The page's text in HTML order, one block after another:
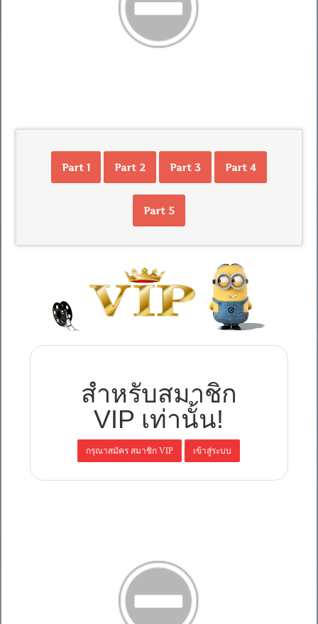
Part 1 Part 2 Part 3 Part 4
Part 5
สำหรับสมาชิก
VIP เท่านั้น!